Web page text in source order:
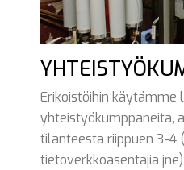
Erikoistöihin käytämme
yhteistyökumppaneita,
tilanteesta riippuen 3-4
tietoverkkoasentajia jne).